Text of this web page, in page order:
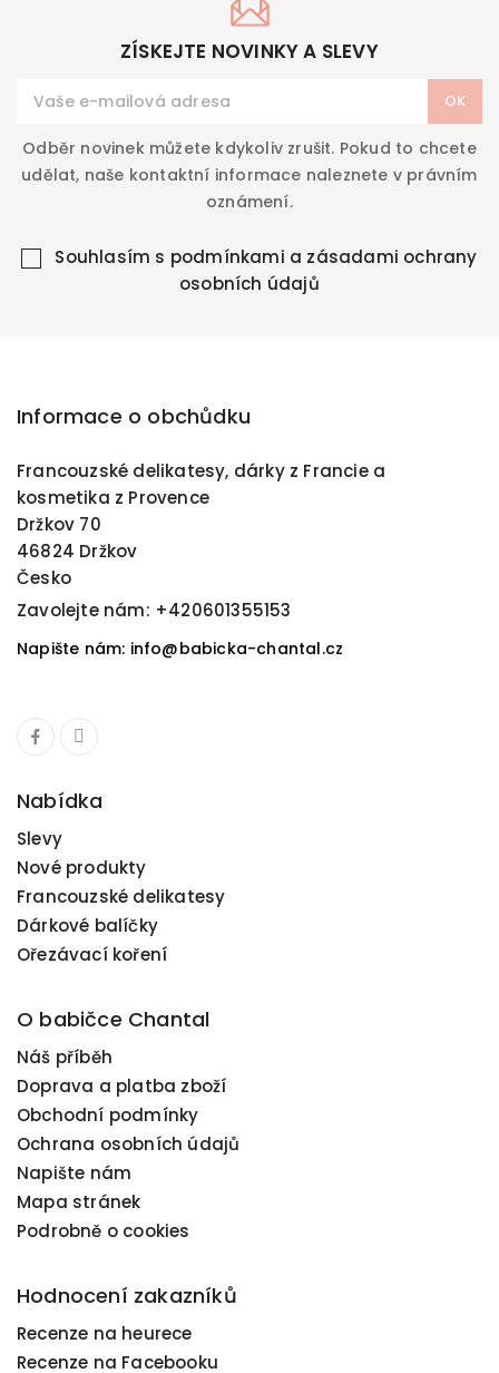
ZÍSKEJTE NOVINKY A SLEVY
Odběr novinek můžete kdykoliv zrušit. Pokud to chcete
udělat, naše kontaktní informace naleznete v právním
oznámení.
Souhlasím s podmínkami a zásadami ochrany
osobních údajů
Informace o obchůdku
Francouzské delikatesy, dárky z Francie a
kosmetika z Provence
Držkov 70
46824 Držkov
Česko
Zavolejte nám: +420601355153
Napište nám: info@babicka-chantal.cz
Nabídka
Slevy
Nové produkty
Francouzské delikatesy
Dárkové balíčky
Ořezávací koření
O babičce Chantal
Náš příběh
Doprava a platba zboží
Obchodní podmínky
Ochrana osobních údajů
Napište nám
Mapa stránek
Podrobně o cookies
Hodnocení zakazníků
Recenze na heurece
Recenze na Facebooku